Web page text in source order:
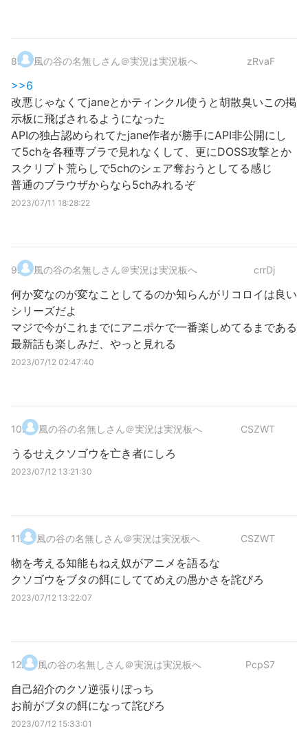
8. 風の谷の名無しさん＠実況は実況板へ zRvaF
>>6
改悪じゃなくてjaneとかティンクル使うと胡散臭いこの掲
示板に飛ばされるようになった
APIの独占認められてたjane作者が勝手にAPI非公開にし
て5chを各種専ブラで見れなくして、更にDOSS攻撃とか
スクリプト荒らしで5chのシェア奪おうとしてる感じ
普通のブラウザからなら5chみれるぞ
2023/07/11 18:28:22
9. 風の谷の名無しさん＠実況は実況板へ crrDj
何か変なのが変なことしてるのか知らんがリコロイは良い
シリーズだよ
マジで今がこれまでにアニポケで一番楽しめてるまである
最新話も楽しみだ、やっと見れる
2023/07/12 02:47:40
10. 風の谷の名無しさん＠実況は実況板へ CSZWT
うるせえクソゴウを亡き者にしろ
2023/07/12 13:21:30
11. 風の谷の名無しさん＠実況は実況板へ CSZWT
物を考える知能もねえ奴がアニメを語るな
クソゴウをブタの餌にしててめえの愚かさを詫びろ
2023/07/12 13:22:07
12. 風の谷の名無しさん＠実況は実況板へ PcpS7
自己紹介のクソ逆張りぼっち
お前がブタの餌になって詫びろ
2023/07/12 15:33:01